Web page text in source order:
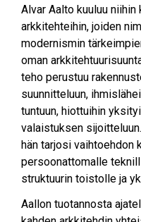
Alvar Aalto kuuluu
arkkitehteihin, joiden
modernismin
oman
teho perustuu
suunnitteluun,
tuntuun, hiottuihin
valaistuksen
hän tarjosi vaihtoehdon
persoonattomalle
struktuurin toistolle ja
Aallon tuotannosta